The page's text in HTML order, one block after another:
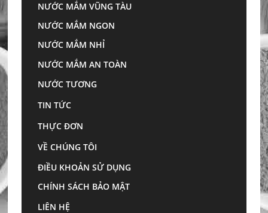
NƯỚC MẮM VŨNG TÀU
NƯỚC MẮM NGON
NƯỚC MẮM NHỈ
NƯỚC MẮM AN TOÀN
NƯỚC TƯƠNG
TIN TỨC
THỰC ĐƠN
VỀ CHÚNG TÔI
ĐIỀU KHOẢN SỬ DỤNG
CHÍNH SÁCH BẢO MẬT
LIÊN HỆ
Những lưu ý cần biết về
chế độ dinh dưỡng cho
người già